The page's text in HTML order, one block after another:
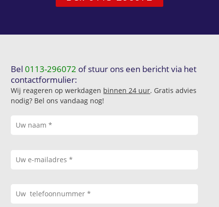
Bel0113-296072 of stuur ons een bericht via het
contactformulier:
Wij reageren op werkdagen binnen 24 uur. Gratis advies
nodig? Bel ons vandaag nog!